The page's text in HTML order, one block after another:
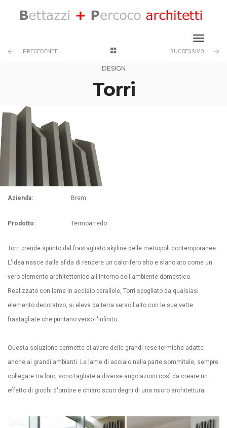
toggle
PRECEDENTE SUCCESSIVO
DESIGN
Torri
Azienda: Brem
Prodotto: Termoarredo
Torri prende spunto dal frastagliato skyline delle metropoli contemporanee.
L'idea nasce dalla sfida di rendere un calorifero alto e slanciato come un
vero elemento architettonico all'interno dell'ambiente domestico.
Realizzato con lame in acciaio parallele, Torri spogliato da qualsiasi
elemento decorativo, si eleva da terra verso l'alto con le sue vette
frastagliate che puntano verso l'infinito.
Questa soluzione permette di avere delle grandi rese termiche adatte
anche ai grandi ambienti. Le lame di acciaio nella parte sommitale, sempre
collegate tra loro, sono tagliate a diverse angolazioni così da creare un
effetto di giochi d'ombre e chiaro scuri degni di una micro architettura.